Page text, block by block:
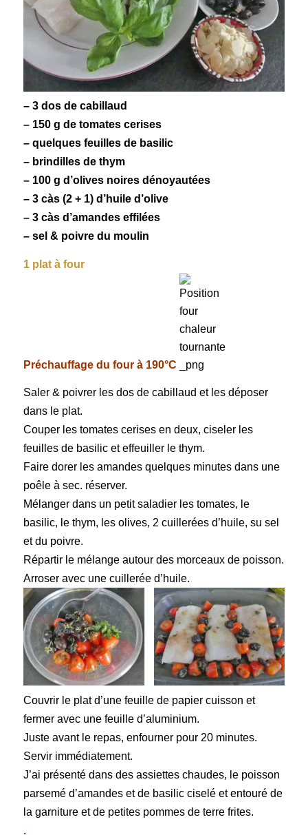
– 3 dos de cabillaud
– 150 g de tomates cerises
– quelques feuilles de basilic
– brindilles de thym
– 100 g d’olives noires dénoyautées
– 3 càs (2 + 1) d’huile d’olive
– 3 càs d’amandeseffilées
– sel & poivre du moulin
1 plat à four
Préchauffage du four à 190°C
Saler & poivrer les dos de cabillaud et les déposer
dans le plat.
Couper les tomates cerises en deux, ciseler les
feuilles de basilic et effeuiller le thym.
Faire dorer les amandes quelques minutes dans une
poêle à sec. réserver.
Mélanger dans un petit saladier les tomates, le
basilic, le thym, les olives, 2 cuillerées d’huile, su sel
et du poivre.
Répartir le mélange autour des morceaux de poisson.
Arroser avec une cuillerée d’huile.
Couvrir le plat d’une feuille de papier cuisson et
fermer avec une feuille d’aluminium.
Juste avant le repas, enfourner pour 20 minutes.
Servir immédiatement.
J’ai présenté dans des assiettes chaudes, le poisson
parsemé d’amandes et de basilic ciselé et entouré de
la garniture et de petites pommes de terre frites.
.